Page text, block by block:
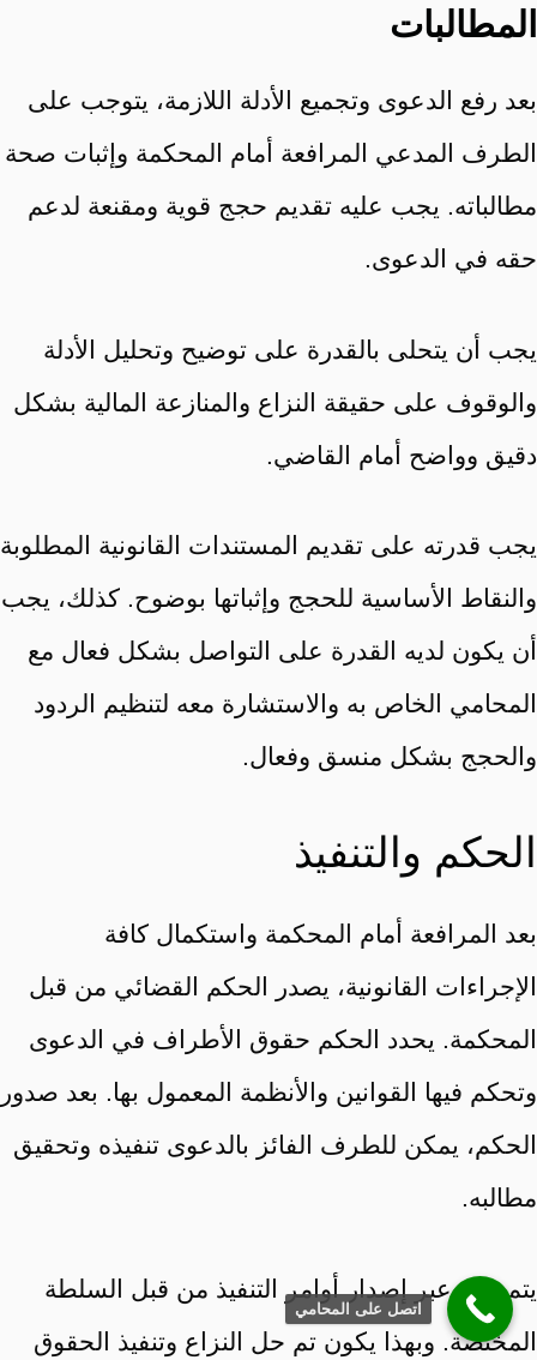
المطالبات
بعد رفع الدعوى وتجميع الأدلة اللازمة، يتوجب على
الطرف المدعي المرافعة أمام المحكمة وإثبات صحة
مطالباته. يجب عليه تقديم حجج قوية ومقنعة لدعم
حقه في الدعوى.
يجب أن يتحلى بالقدرة على توضيح وتحليل الأدلة
والوقوف على حقيقة النزاع والمنازعة المالية بشكل
دقيق وواضح أمام القاضي.
يجب قدرته على تقديم المستندات القانونية المطلوبة
والنقاط الأساسية للحجج وإثباتها بوضوح. كذلك، يجب
أن يكون لديه القدرة على التواصل بشكل فعال مع
المحامي الخاص به والاستشارة معه لتنظيم الردود
والحجج بشكل منسق وفعال.
الحكم والتنفيذ
بعد المرافعة أمام المحكمة واستكمال كافة
الإجراءات القانونية، يصدر الحكم القضائي من قبل
المحكمة. يحدد الحكم حقوق الأطراف في الدعوى
وتحكم فيها القوانين والأنظمة المعمول بها. بعد صدور
الحكم، يمكن للطرف الفائز بالدعوى تنفيذه وتحقيق
مطالبه.
يتم ذلك عبر إصدار أوامر التنفيذ من قبل السلطة
المختصة. وبهذا يكون تم حل النزاع وتنفيذ الحقوق
اتصل على المحامي